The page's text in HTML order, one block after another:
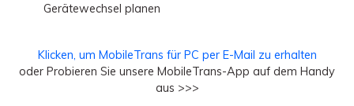
Gerätewechsel planen
Klicken, um MobileTrans für PC per E-Mail zu erhalten
oder Probieren Sie unsere MobileTrans-App auf dem Handy
aus >>>